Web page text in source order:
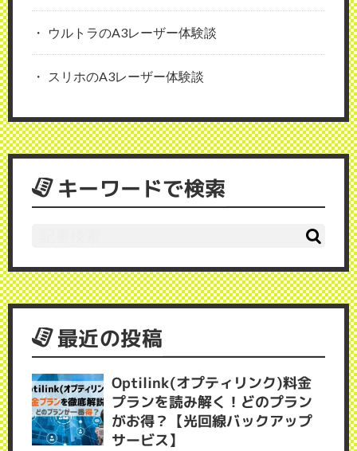
ウルトラのA3レーザー体験談
スリホのA3レーザー体験談
キーワードで検索
最近の投稿
Optilink(オプティリンク)料金
プランを読み解く！どのプラン
がお得？【光回線バックアップ
サービス】